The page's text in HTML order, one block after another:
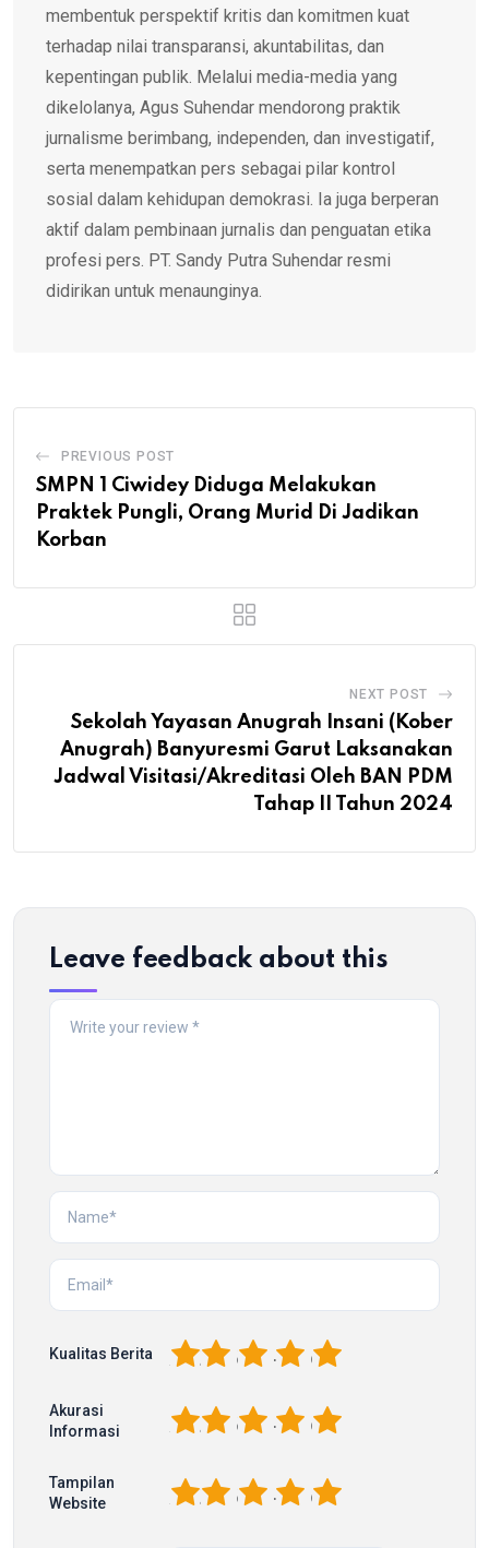
membentuk perspektif kritis dan komitmen kuat
terhadap nilai transparansi, akuntabilitas, dan
kepentingan publik. Melalui media-media yang
dikelolanya, Agus Suhendar mendorong praktik
jurnalisme berimbang, independen, dan investigatif,
serta menempatkan pers sebagai pilar kontrol
sosial dalam kehidupan demokrasi. Ia juga berperan
aktif dalam pembinaan jurnalis dan penguatan etika
profesi pers. PT. Sandy Putra Suhendar resmi
didirikan untuk menaunginya.
PREVIOUS POST
SMPN 1 Ciwidey Diduga Melakukan
Praktek Pungli, Orang Murid Di Jadikan
Korban
NEXT POST
Sekolah Yayasan Anugrah Insani (Kober
Anugrah) Banyuresmi Garut Laksanakan
Jadwal Visitasi/Akreditasi Oleh BAN PDM
Tahap II Tahun 2024
Leave feedback about this
Kualitas Berita 5
4
3
2
Akurasi
Informasi
5
4
3
2
Tampilan
Website
5
4
3
2